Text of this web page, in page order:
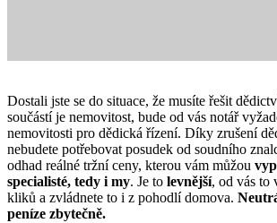
Dostali jste se do situace, že musíte řešit
součástí je nemovitost, bude od vás notář
nemovitosti pro dědická řízení. Díky zrušení
nebudete potřebovat posudek od soudního
odhad reálné tržní ceny, kterou vám můžou
specialisté, tedy i my. Je to levnější, od vás to
kliků a zvládnete to i z pohodlí domova.
peníze zbytečně.